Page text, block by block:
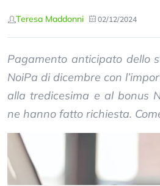
Teresa Maddonni 02/12/2024
Pagamento anticipato dello
NoiPa di dicembre con
alla tredicesima e al bonus
ne hanno fatto richiesta.